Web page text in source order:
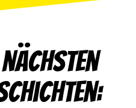
nächsten